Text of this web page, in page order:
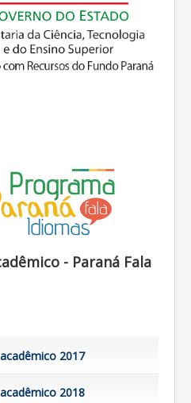
- Paraná Fala
2017
2018